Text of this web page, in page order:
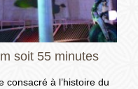
soit 55 minutes
consacré à l’histoire du